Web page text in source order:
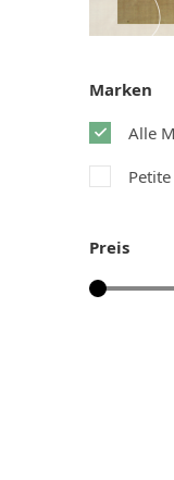
Marken
Alle
Preis